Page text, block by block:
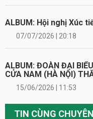
ALBUM: Hội nghị Xúc
07/07/2026 | 20:18
ALBUM: ĐOÀN ĐẠI
CỬA NAM (HÀ NỘI)
15/06/2026 | 11:53
TIN CÙNG